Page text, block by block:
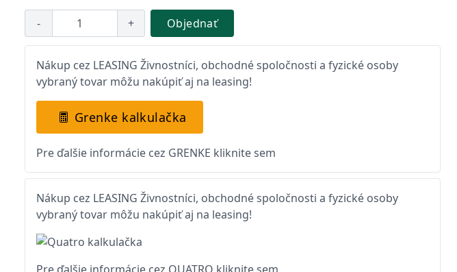
- + Objednať
Nákup cez LEASING Živnostníci, obchodné spoločnosti a fyzické osoby
vybraný tovar môžu nakúpiť aj na leasing!
Grenke kalkulačka
Pre ďalšie informácie cez GRENKE kliknite sem
Nákup cez LEASING Živnostníci, obchodné spoločnosti a fyzické osoby
vybraný tovar môžu nakúpiť aj na leasing!